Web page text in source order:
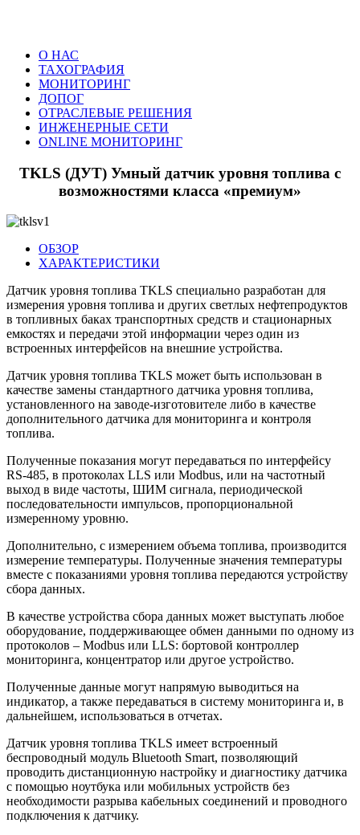
О НАС
ТАХОГРАФИЯ
МОНИТОРИНГ
ДОПОГ
ОТРАСЛЕВЫЕ РЕШЕНИЯ
ИНЖЕНЕРНЫЕ СЕТИ
ONLINE МОНИТОРИНГ
TKLS (ДУТ) Умный датчик уровня топлива с
возможностями класса «премиум»
ОБЗОР
ХАРАКТЕРИСТИКИ
Датчик уровня топлива TKLS специально разработан для
измерения уровня топлива и других светлых нефтепродуктов
в топливных баках транспортных средств и стационарных
емкостях и передачи этой информации через один из
встроенных интерфейсов на внешние устройства.
Датчик уровня топлива TKLS может быть использован в
качестве замены стандартного датчика уровня топлива,
установленного на заводе-изготовителе либо в качестве
дополнительного датчика для мониторинга и контроля
топлива.
Полученные показания могут передаваться по интерфейсу
RS-485, в протоколах LLS или Modbus, или на частотный
выход в виде частоты, ШИМ сигнала, периодической
последовательности импульсов, пропорциональной
измеренному уровню.
Дополнительно, с измерением объема топлива, производится
измерение температуры. Полученные значения температуры
вместе с показаниями уровня топлива передаются устройству
сбора данных.
В качестве устройства сбора данных может выступать любое
оборудование, поддерживающее обмен данными по одному из
протоколов – Modbus или LLS: бортовой контроллер
мониторинга, концентратор или другое устройство.
Полученные данные могут напрямую выводиться на
индикатор, а также передаваться в систему мониторинга и, в
дальнейшем, использоваться в отчетах.
Датчик уровня топлива TKLS имеет встроенный
беспроводный модуль Bluetooth Smart, позволяющий
проводить дистанционную настройку и диагностику датчика
с помощью ноутбука или мобильных устройств без
необходимости разрыва кабельных соединений и проводного
подключения к датчику.